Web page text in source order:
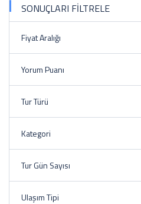
SONUÇLARI FİLTRELE
Fiyat Aralığı
Yorum Puanı
Tur Türü
Kategori
Tur Gün Sayısı
Ulaşım Tipi